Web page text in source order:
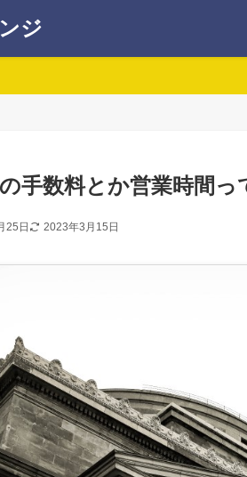
ジ
手数料とか営業時間っ
25日 2023年3月15日